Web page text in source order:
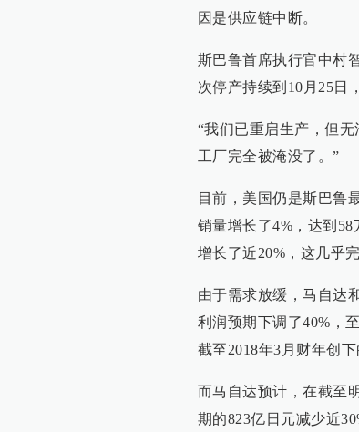
因是供应链中断。
斯巴鲁首席执行官中村
次停产持续到10月25日
“我们已重启生产，但
工厂完全被淹没了。”
目前，美国仍是斯巴鲁
销量增长了4%，达到
增长了近20%，这几乎
由于需求放缓，马自达
利润预期下调了40%，
截至2018年3月财年创
而马自达预计，在截至
期的823亿日元减少近